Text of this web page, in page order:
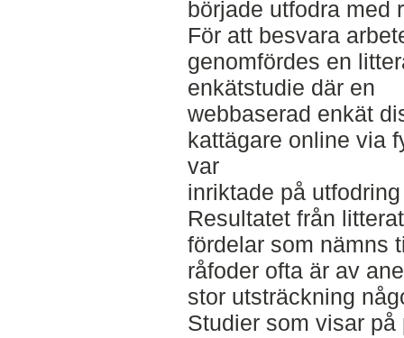
började utfodra med
För att besvara
genomfördes en
enkätstudie där en
webbaserad enkät
kattägare online via
var
inriktade på
Resultatet från
fördelar som nämns
råfoder ofta är av
stor utsträckning
Studier som visar